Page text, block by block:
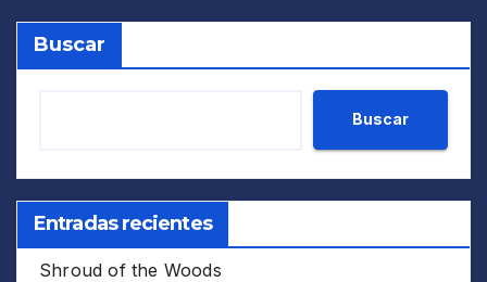
Buscar
Buscar
Entradas recientes
Shroud of the Woods